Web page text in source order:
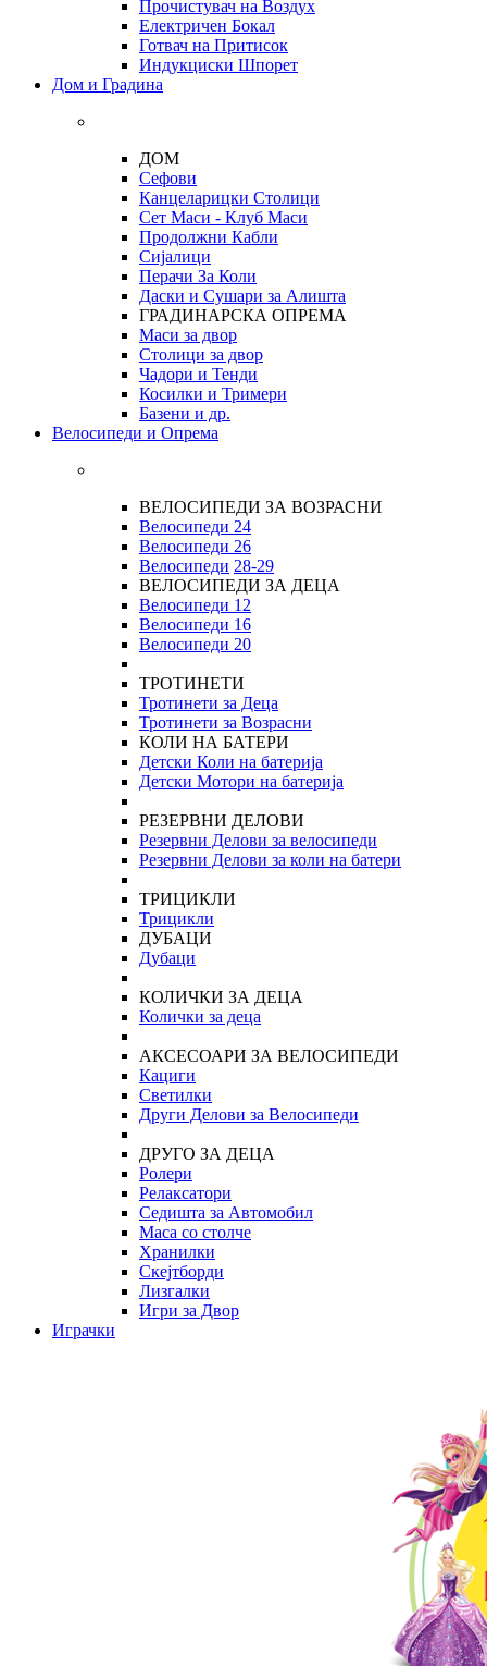
Прочистувач на Воздух
Електричен Бокал
Готвач на Притисок
Индукциски Шпорет
Дом и Градина
ДОМ
Сефови
Канцеларицки Столици
Сет Маси - Клуб Маси
Продолжни Кабли
Сијалици
Перачи За Коли
Даски и Сушари за Алишта
ГРАДИНАРСКА ОПРЕМА
Маси за двор
Столици за двор
Чадори и Тенди
Косилки и Тримери
Базени и др.
Велосипеди и Опрема
ВЕЛОСИПЕДИ ЗА ВОЗРАСНИ
Велосипеди 24
Велосипеди 26
Велосипеди 28-29
ВЕЛОСИПЕДИ ЗА ДЕЦА
Велосипеди 12
Велосипеди 16
Велосипеди 20
ТРОТИНЕТИ
Тротинети за Деца
Тротинети за Возрасни
КОЛИ НА БАТЕРИ
Детски Коли на батерија
Детски Мотори на батерија
РЕЗЕРВНИ ДЕЛОВИ
Резервни Делови за велосипеди
Резервни Делови за коли на батери
ТРИЦИКЛИ
Трицикли
ДУБАЦИ
Дубаци
КОЛИЧКИ ЗА ДЕЦА
Колички за деца
АКСЕСОАРИ ЗА ВЕЛОСИПЕДИ
Кациги
Светилки
Други Делови за Велосипеди
ДРУГО ЗА ДЕЦА
Ролери
Релаксатори
Седишта за Автомобил
Маса со столче
Хранилки
Скејтборди
Лизгалки
Игри за Двор
Играчки